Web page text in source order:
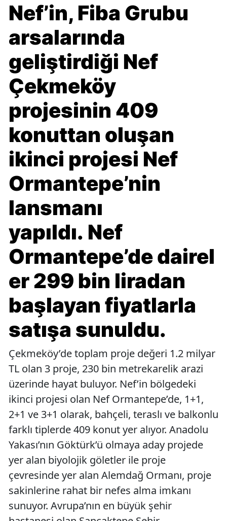
Nef’in, Fiba Grubu
arsalarında
geliştirdiği Nef
Çekmeköy
projesinin 409
konuttan oluşan
ikinci projesi Nef
Ormantepe’nin
lansmanı
yapıldı. Nef
Ormantepe’dedairel
er 299 bin liradan
başlayan fiyatlarla
satışa sunuldu.
Çekmeköy’de toplam proje değeri 1.2 milyar
TL olan 3 proje, 230 bin metrekarelik arazi
üzerinde hayat buluyor. Nef’in bölgedeki
ikinci projesi olan Nef Ormantepe’de, 1+1,
2+1 ve 3+1 olarak, bahçeli, teraslı ve balkonlu
farklı tiplerde 409 konut yer alıyor. Anadolu
Yakası’nın Göktürk’ü olmaya aday projede
yer alan biyolojik göletler ile proje
çevresinde yer alan Alemdağ Ormanı, proje
sakinlerine rahat bir nefes alma imkanı
sunuyor. Avrupa’nın en büyük şehir